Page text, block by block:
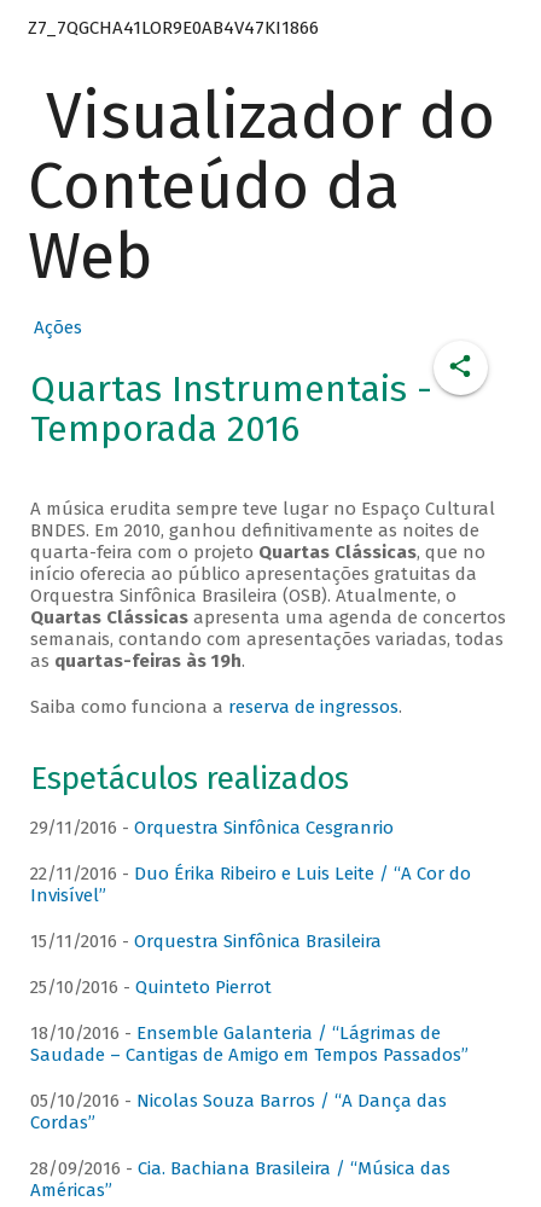
Z7_7QGCHA41LOR9E0AB4V47KI1866
Visualizador do
Conteúdo da
Web
Ações
Quartas Instrumentais -
Temporada 2016
A música erudita sempre teve lugar no Espaço Cultural
BNDES. Em 2010, ganhou definitivamente as noites de
quarta-feira com o projeto Quartas Clássicas, que no
início oferecia ao público apresentações gratuitas da
Orquestra Sinfônica Brasileira (OSB). Atualmente, o
Quartas Clássicasapresenta uma agenda de concertos
semanais, contando com apresentações variadas, todas
as quartas-feiras às 19h.
Saiba como funciona a reserva de ingressos.
Espetáculos realizados
29/11/2016 - Orquestra Sinfônica Cesgranrio
22/11/2016 - Duo Érika Ribeiro e Luis Leite / “A Cor do
Invisível”
15/11/2016 - Orquestra Sinfônica Brasileira
25/10/2016 - Quinteto Pierrot
18/10/2016 - Ensemble Galanteria / “Lágrimas de
Saudade – Cantigas de Amigo em Tempos Passados”
05/10/2016 - Nicolas Souza Barros / “A Dança das
Cordas”
28/09/2016 - Cia. Bachiana Brasileira / “Música das
Américas”